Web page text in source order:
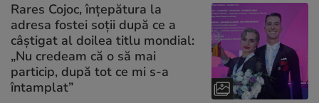
Rares Cojoc, înțepătura la
adresa fostei soții după ce a
câștigat al doilea titlu mondial:
„Nu credeam că o să mai
particip, după tot ce mi s-a
întamplat”